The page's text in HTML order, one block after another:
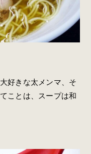
好きな太メンマ、そ
ことは、スープは和